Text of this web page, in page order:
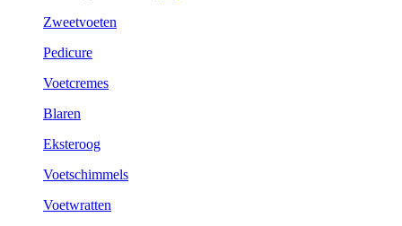
Zweetvoeten
Pedicure
Voetcremes
Blaren
Eksteroog
Voetschimmels
Voetwratten